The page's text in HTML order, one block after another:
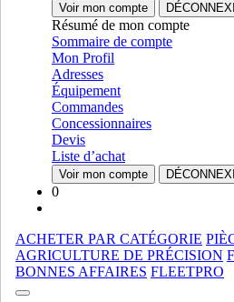
Voir mon compte
Résumé de mon compte
Sommaire de compte
Mon Profil
Adresses
Équipement
Commandes
Concessionnaires
Devis
Liste d’achat
Voir mon compte
0
ACHETER PAR CATÉGORIE
AGRICULTURE DE PRÉCISION
BONNES AFFAIRES FLEETPRO
Mélangeurs Grinder
Mélangeurs
Chargeuses Chargeuses
Chariot Telescopique Chariot
Minichargeuses
Chargeuses Compactes Sur
Sur Chenilles
Tractopelle Tractopelle
Epandeurs À Fumier
Specialise Specialise
MANUTENTION DE MATÉRIAUX
Utility Utility
AccessoiresAccessoires
Compact Compact